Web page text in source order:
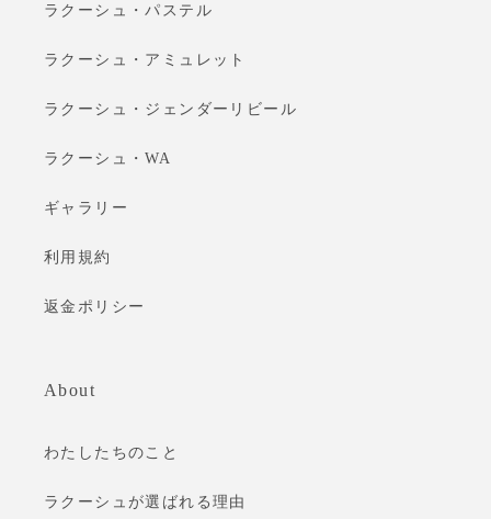
ラクーシュ・パステル
ラクーシュ・アミュレット
ラクーシュ・ジェンダーリビール
ラクーシュ・WA
ギャラリー
利用規約
返金ポリシー
About
わたしたちのこと
ラクーシュが選ばれる理由